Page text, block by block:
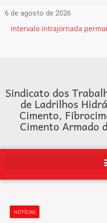
6 de agosto de 2026
Sindicato dos
de Ladrilhos
Cimento,
Cimento Armado
NOTÍCIAS